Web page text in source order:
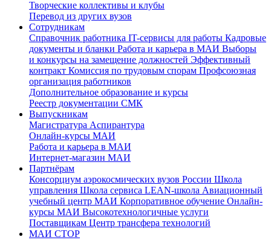
Творческие коллективы и клубы
Перевод из других вузов
Сотрудникам
Cправочник работника IT-сервисы для работы Кадровые
документы и бланки Работа и карьера в МАИ Выборы
и конкурсы на замещение должностей Эффективный
контракт Комиссия по трудовым спорам Профсоюзная
организация работников
Дополнительное образование и курсы
Реестр документации СМК
Выпускникам
Магистратура Аспирантура
Онлайн-курсы МАИ
Работа и карьера в МАИ
Интернет-магазин МАИ
Партнёрам
Консорциум аэрокосмических вузов России Школа
управления Школа сервиса LEAN-школа Авиационный
учебный центр МАИ Корпоративное обучение Онлайн-
курсы МАИ Высокотехнологичные услуги
Поставщикам Центр трансфера технологий
МАИ СТОР